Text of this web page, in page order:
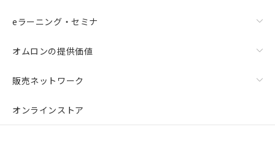
eラーニング・セミナ
オムロンの提供価値
販売ネットワーク
オンラインストア